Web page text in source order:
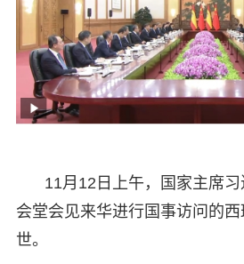
11月12日上午，国家主席
会堂会见来华进行国事访问的
世。